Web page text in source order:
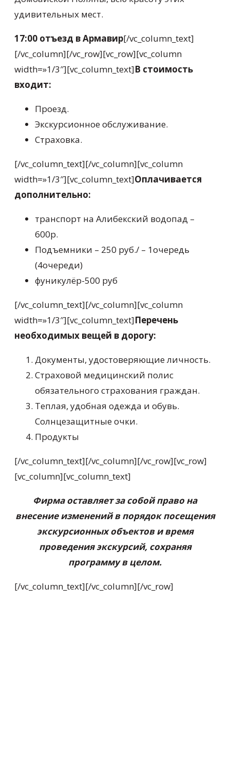
удивительных мест.
17:00 отъезд в Армавир[/vc_column_text]
[/vc_column][/vc_row][vc_row][vc_column
width=»1/3″][vc_column_text]В стоимость
входит:
Проезд.
Экскурсионное обслуживание.
Страховка.
[/vc_column_text][/vc_column][vc_column
width=»1/3″][vc_column_text]Оплачивается
дополнительно:
транспорт на Алибекский водопад –
600р.
Подъемники – 250 руб./ – 1очередь
(4очереди)
фуникулёр-500 руб
[/vc_column_text][/vc_column][vc_column
width=»1/3″][vc_column_text]Перечень
необходимых вещей в дорогу:
Документы, удостоверяющие личность.
Страховой медицинский полис
обязательного страхования граждан.
Теплая, удобная одежда и обувь.
Солнцезащитные очки.
Продукты
[/vc_column_text][/vc_column][/vc_row][vc_row]
[vc_column][vc_column_text]
Фирма оставляет за собой право на
внесение изменений в порядок посещения
экскурсионных объектов и время
проведения экскурсий, сохраняя
программу в целом.
[/vc_column_text][/vc_column][/vc_row]